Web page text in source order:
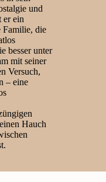
und
er ein
Familie, die
besser unter
mit seiner
Versuch,
– eine
Hauch